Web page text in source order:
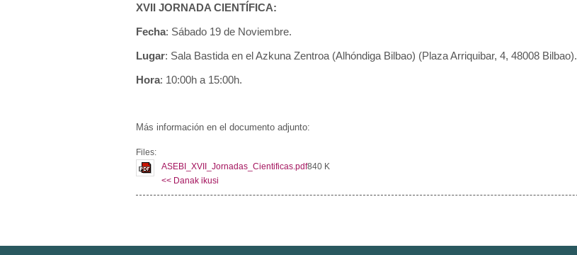
XVII JORNADA CIENTÍFICA:
Fecha: Sábado 19 de Noviembre.
Lugar: Sala Bastida en el Azkuna Zentroa (Alhóndiga Bilbao) (Plaza Arriquibar, 4, 48008 Bilbao).
Hora: 10:00h a 15:00h.
Más información en el documento adjunto:
Files:
ASEBI_XVII_Jornadas_Cientificas.pdf840 K
<< Danak ikusi